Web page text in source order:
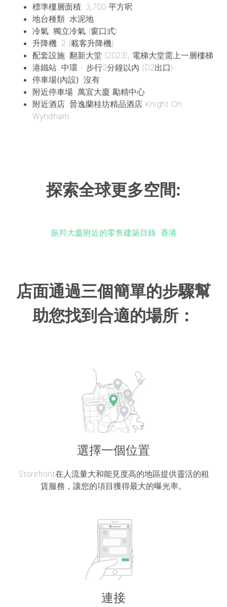
標準樓層面積: 3,700 平方呎
地台種類: 水泥地
冷氣: 獨立冷氣 (窗口式)
升降機: 2 (載客升降機)
配套設施: 翻新大堂 (2023), 電梯大堂需上一層樓梯
港鐵站: 中環 - 步行2分鐘以內 (D2出口)
停車場(內設): 沒有
附近停車場: 萬宜大廈 勵精中心
附近酒店: 晉逸蘭桂坊精品酒店 Knight On
Wyndham
探索全球更多空間:
振邦大廈附近的零售建築目錄, 香港
店面通過三個簡單的步驟幫
助您找到合適的場所：
選擇一個位置
Storefront在人流量大和能見度高的地區提供靈活的租
賃服務，讓您的項目獲得最大的曝光率。
連接